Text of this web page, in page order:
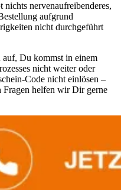
nichts nervenaufreibenderes,
aufgrund
nicht durchgeführt
Du kommst in einem
nicht weiter oder
Code nicht einlösen –
Fragen helfen wir Dir gerne